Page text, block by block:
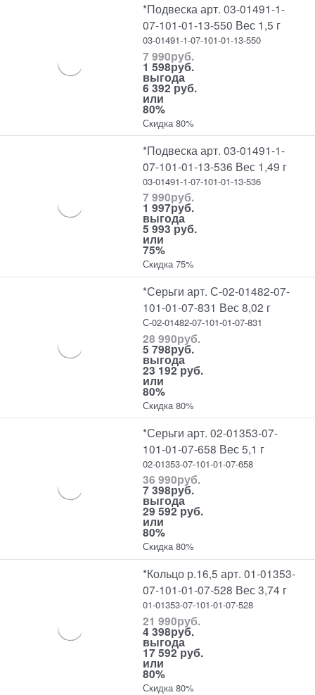
*Подвеска арт. 03-01491-1-
07-101-01-13-550 Вес 1,5 г
03-01491-1-07-101-01-13-550
7 990руб.
1 598руб.
выгода
6 392 руб.
или
80%
Скидка 80%
*Подвеска арт. 03-01491-1-
07-101-01-13-536 Вес 1,49 г
03-01491-1-07-101-01-13-536
7 990руб.
1 997руб.
выгода
5 993 руб.
или
75%
Скидка 75%
*Серьги арт. С-02-01482-07-
101-01-07-831 Вес 8,02 г
С-02-01482-07-101-01-07-831
28 990руб.
5 798руб.
выгода
23 192 руб.
или
80%
Скидка 80%
*Серьги арт. 02-01353-07-
101-01-07-658 Вес 5,1 г
02-01353-07-101-01-07-658
36 990руб.
7 398руб.
выгода
29 592 руб.
или
80%
Скидка 80%
*Кольцо р.16,5 арт. 01-01353-
07-101-01-07-528 Вес 3,74 г
01-01353-07-101-01-07-528
21 990руб.
4 398руб.
выгода
17 592 руб.
или
80%
Скидка 80%